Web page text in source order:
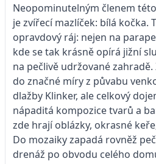
Neopominutelným členem
je zvířecí mazlíček: bílá kočka.
opravdový ráj: nejen na
kde se tak krásně opírá jižní
na pečlivě udržované
do značné míry z půvabu
dlažby Klinker, ale celkový
nápaditá kompozice tvarů a
zde hrají oblázky, okrasné
Do mozaiky zapadá rovněž
drenáž po obvodu celého